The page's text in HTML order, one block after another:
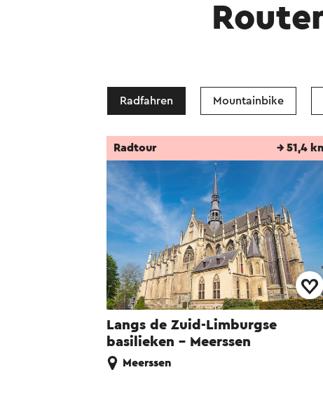
Radfahren Mountainbike
Langs de Zuid-Limburgse
basilieken - Meerssen
Radtour → 51,4
Meerssen